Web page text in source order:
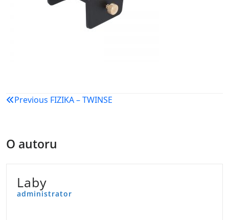
Navigacija
Previous FIZIKA – TWINSE
O autoru
Laby
administrator